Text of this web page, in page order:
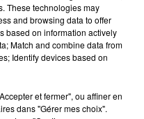
fr/
idmanif/475587
These technologies may
and browsing data to offer
based on information actively
Match and combine data from
Identify devices based on
et fermer", ou affiner en
dans "Gérer mes choix".